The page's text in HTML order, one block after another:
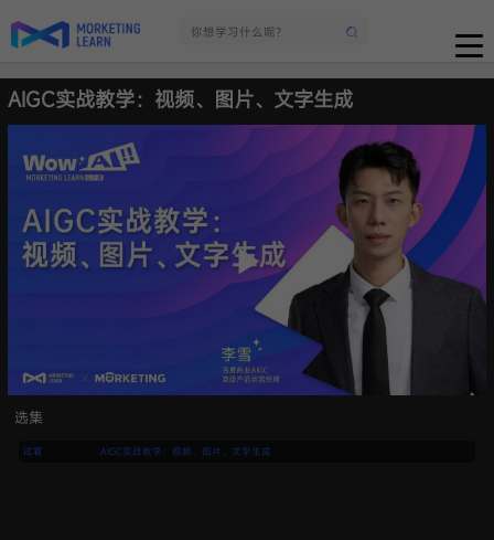
AIGC实战教学：视频、图片、文字生成
选集
试看 AIGC实战教学：视频、图片、文字生成